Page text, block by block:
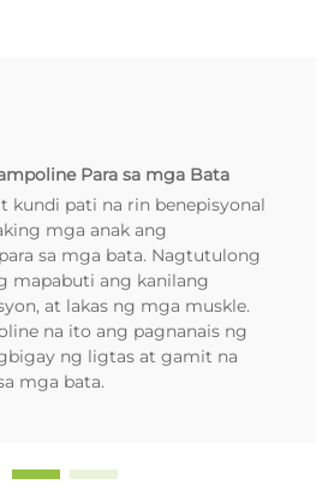
Para sa mga Bata
kundi pati na rin benepisyonal
mga anak ang
sa mga bata. Nagtutulong
mapabuti ang kanilang
at lakas ng mga muskle.
na ito ang pagnanais ng
ng ligtas at gamit na
mga bata.